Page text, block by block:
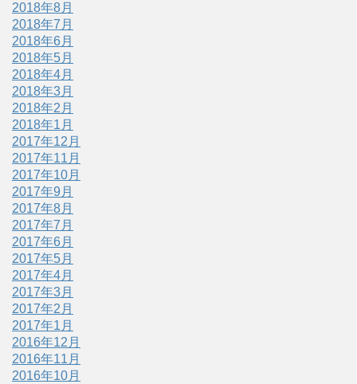
2018年8月
2018年7月
2018年6月
2018年5月
2018年4月
2018年3月
2018年2月
2018年1月
2017年12月
2017年11月
2017年10月
2017年9月
2017年8月
2017年7月
2017年6月
2017年5月
2017年4月
2017年3月
2017年2月
2017年1月
2016年12月
2016年11月
2016年10月